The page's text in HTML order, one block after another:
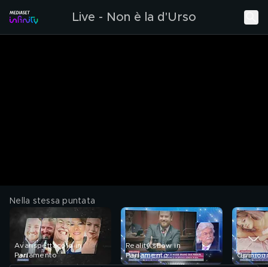
Live - Non è la d'Urso
Nella stessa puntata
Avanspettacolo in
Parlamento
Reality show in
Parlamento